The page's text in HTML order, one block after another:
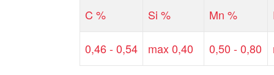
C % Si % Mn %
0,46 - 0,54 max 0,40 0,50 - 0,80